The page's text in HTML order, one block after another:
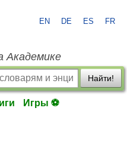
EN DE ES FR
Академике
Найти!
Игры ⚽